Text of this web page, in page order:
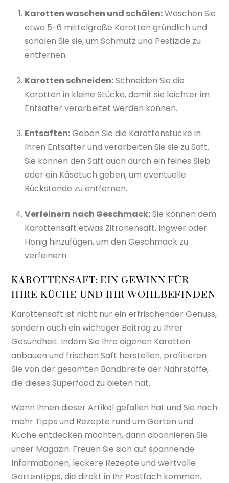
Karotten waschen und schälen:Waschen Sie
etwa 5-6 mittelgroße Karotten gründlich und
schälen Sie sie, um Schmutz und Pestizide zu
entfernen.
Karotten schneiden:Schneiden Sie die
Karotten in kleine Stücke, damit sie leichter im
Entsafter verarbeitet werden können.
Entsaften:Geben Sie die Karottenstücke in
Ihren Entsafter und verarbeiten Sie sie zu Saft.
Sie können den Saft auch durch ein feines Sieb
oder ein Käsetuch geben, um eventuelle
Rückstände zu entfernen.
Verfeinern nach Geschmack:Sie können dem
Karottensaft etwas Zitronensaft, Ingwer oder
Honig hinzufügen, um den Geschmack zu
verfeinern.
KAROTTENSAFT: EIN GEWINN FÜR
IHRE KÜCHE UND IHR WOHLBEFINDEN
Karottensaft ist nicht nur ein erfrischender Genuss,
sondern auch ein wichtiger Beitrag zu Ihrer
Gesundheit. Indem Sie Ihre eigenen Karotten
anbauen und frischen Saft herstellen, profitieren
Sie von der gesamten Bandbreite der Nährstoffe,
die dieses Superfood zu bieten hat.
Wenn Ihnen dieser Artikel gefallen hat und Sie noch
mehr Tipps und Rezepte rund um Garten und
Küche entdecken möchten, dann abonnieren Sie
unser Magazin. Freuen Sie sich auf spannende
Informationen, leckere Rezepte und wertvolle
Gartentipps, die direkt in Ihr Postfach kommen.